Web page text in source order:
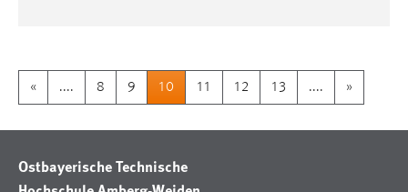
« .... 8 9 10 11 12 13 .... »
Ostbayerische Technische